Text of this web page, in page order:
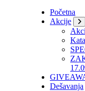
Početna
Akcije
Dešavanja